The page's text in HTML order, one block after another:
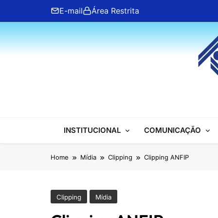
content
E-mail Área Restrita
ANFIP Nacional
INSTITUCIONAL COMUNICAÇÃO
Home Mídia Clipping Clipping ANFIP
Clipping Mídia